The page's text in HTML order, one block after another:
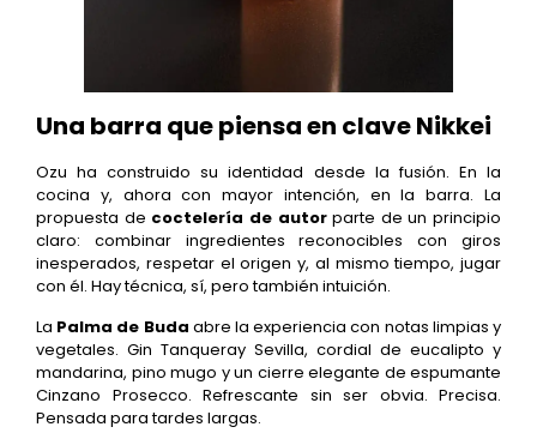
Una barra que piensa en clave Nikkei
Ozu ha construido su identidad desde la fusión. En la
cocina y, ahora con mayor intención, en la barra. La
propuesta de coctelería de autorparte de un principio
claro: combinar ingredientes reconocibles con giros
inesperados, respetar el origen y, al mismo tiempo, jugar
con él. Hay técnica, sí, pero también intuición.
La Palma de Buda abre la experiencia con notas limpias y
vegetales. Gin Tanqueray Sevilla, cordial de eucalipto y
mandarina, pino mugo y un cierre elegante de espumante
Cinzano Prosecco. Refrescante sin ser obvia. Precisa.
Pensada para tardes largas.